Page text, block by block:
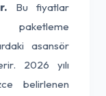
Bu fiyatlar
paketleme
asansör
2026 yılı
belirlenen